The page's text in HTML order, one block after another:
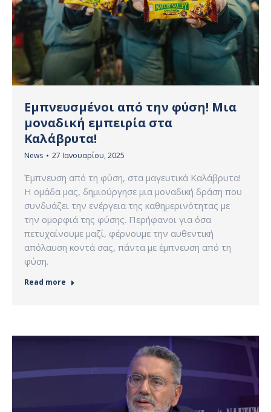
Εμπνευσμένοι από την φύση! Μια
μοναδική εμπειρία στα
Καλάβρυτα!
News 27 Ιανουαρίου, 2025
Έμπνευση από τη φύση, στα μαγευτικά Καλάβρυτα!
Η ομάδα μας, δημιούργησε μια μοναδική δράση που
συνδυάζει την ενέργεια της καθημερινότητας με
την ομορφιά της φύσης. Περήφανοι για όσα
πετυχαίνουμε μαζί, φέρνουμε την αυθεντική
απόλαυση κοντά σας, πάντα με έμπνευση από τη
φύση.
Read more